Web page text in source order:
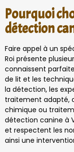
Pourquoi
détection
Faire appel à un
Roi présente
connaissent
de lit et les
la détection, les
traitement adapté,
chimique ou
détection canine à
et respectent les
ainsi une